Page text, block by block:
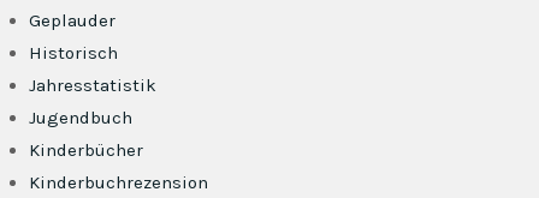
Geplauder
Historisch
Jahresstatistik
Jugendbuch
Kinderbücher
Kinderbuchrezension